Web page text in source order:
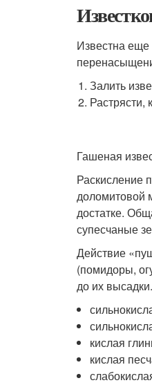
Известна еще
Залить
Растрясти,
Гашеная
Раскисление
доломитовой
достатке.
супесчаные
Действие
(помидоры,
до их
кислая
кислая